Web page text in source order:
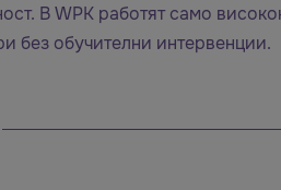
В WPK работят само
без обучителни интервенции.